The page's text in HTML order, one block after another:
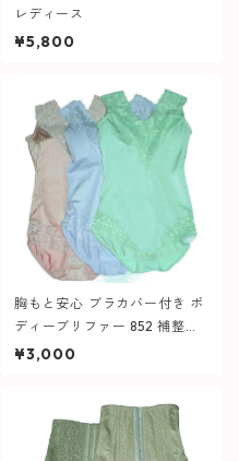
レディース
¥5,800
胸もと安心 ブラカバー付き ボ
ディーブリファー 852 補整下
着 大きいサイズ レディース
¥3,000